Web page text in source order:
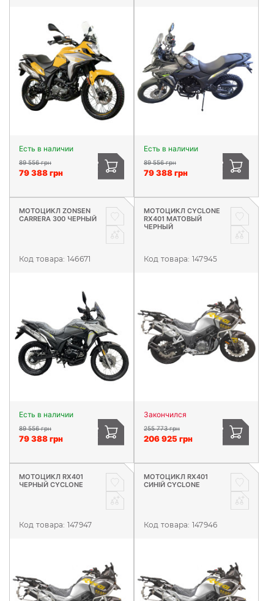
Есть в наличии
89 556 грн
79 388 грн
Есть в наличии
89 556 грн
79 388 грн
МОТОЦИКЛ ZONSEN
CARRERA 300 ЧЕРНЫЙ
Код товара: 146671
Есть в наличии
89 556 грн
79 388 грн
МОТОЦИКЛ CYCLONE
RX401 МАТОВЫЙ
ЧЕРНЫЙ
Код товара: 147945
Закончился
255 773 грн
206 925 грн
МОТОЦИКЛ RX401
ЧЕРНЫЙ CYCLONE
Код товара: 147947
МОТОЦИКЛ RX401
СИНІЙ CYCLONE
Код товара: 147946